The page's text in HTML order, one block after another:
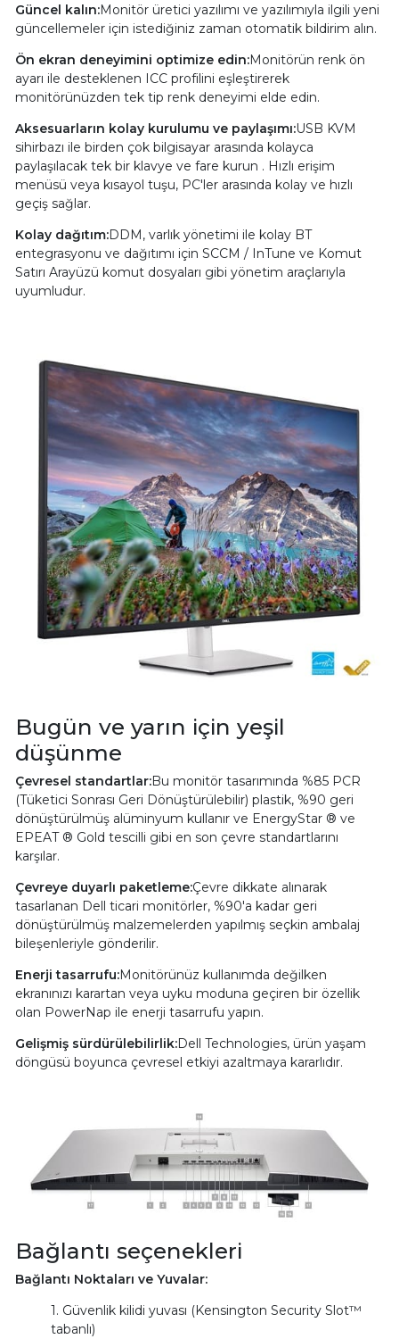
Güncel kalın:Monitör üretici yazılımı ve yazılımıyla ilgili yeni
güncellemeler için istediğiniz zaman otomatik bildirim alın.
Ön ekran deneyimini optimize edin:Monitörün renk ön
ayarı ile desteklenen ICC profilini eşleştirerek
monitörünüzden tek tip renk deneyimi elde edin.
Aksesuarların kolay kurulumu ve paylaşımı:USB KVM
sihirbazı ile birden çok bilgisayar arasında kolayca
paylaşılacak tek bir klavye ve fare kurun . Hızlı erişim
menüsü veya kısayol tuşu, PC'ler arasında kolay ve hızlı
geçiş sağlar.
Kolay dağıtım:DDM, varlık yönetimi ile kolay BT
entegrasyonu ve dağıtımı için SCCM / InTune ve Komut
Satırı Arayüzü komut dosyaları gibi yönetim araçlarıyla
uyumludur.
Bugün ve yarın için yeşil
düşünme
Çevresel standartlar:Bu monitör tasarımında %85 PCR
(Tüketici Sonrası Geri Dönüştürülebilir) plastik, %90 geri
dönüştürülmüş alüminyum kullanır ve EnergyStar ® ve
EPEAT ® Gold tescilli gibi en son çevre standartlarını
karşılar.
Çevreye duyarlı paketleme:Çevre dikkate alınarak
tasarlanan Dell ticari monitörler, %90'a kadar geri
dönüştürülmüş malzemelerden yapılmış seçkin ambalaj
bileşenleriyle gönderilir.
Enerji tasarrufu:Monitörünüz kullanımda değilken
ekranınızı karartan veya uyku moduna geçiren bir özellik
olan PowerNap ile enerji tasarrufu yapın.
Gelişmiş sürdürülebilirlik:Dell Technologies, ürün yaşam
döngüsü boyunca çevresel etkiyi azaltmaya kararlıdır.
Bağlantı seçenekleri
Bağlantı Noktaları ve Yuvalar:
1. Güvenlik kilidi yuvası (Kensington Security Slot™
tabanlı)